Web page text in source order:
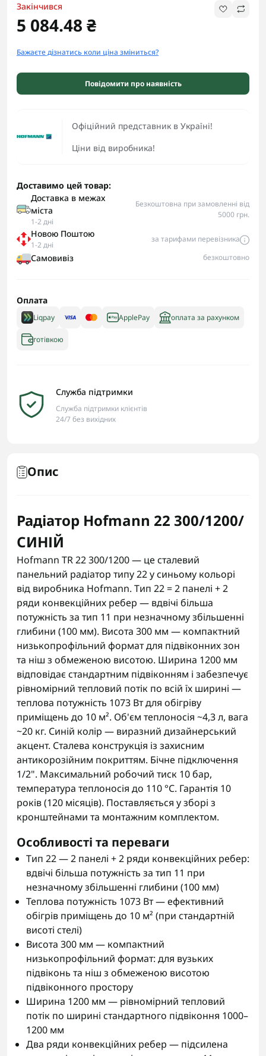
Офіційний представник в Україні!
Ціни від виробника!
Закінчився
5 084.48 ₴
Бажаєте дізнатись коли ціна зміниться?
Повідомити про наявність
Доставимо цей товар:
Доставка в межах
міста
1-2 дні
Безкоштовна при замовленні від
5000 грн.
Новою Поштою
1-2 дні
за тарифами перевізника
Самовивіз безкоштовно
Оплата
Liqpay ApplePay оплата за рахунком
готівкою
Служба підтримки
Служба підтримки клієнтів
24/7 без вихідних
Опис
Радіатор Hofmann 22 300/1200/
СИНІЙ
Hofmann TR 22 300/1200 — це сталевий
панельний радіатор типу 22 у синьому кольорі
від виробника Hofmann. Тип 22 = 2 панелі + 2
ряди конвекційних ребер — вдвічі більша
потужність за тип 11 при незначному збільшенні
глибини (100 мм). Висота 300 мм — компактний
низькопрофільний формат для підвіконних зон
та ніш з обмеженою висотою. Ширина 1200 мм
відповідає стандартним підвіконням і забезпечує
рівномірний тепловий потік по всій їх ширині —
теплова потужність 1073 Вт для обігріву
приміщень до 10 м². Об'єм теплоносія ~4,3 л, вага
~20 кг. Синій колір — виразний дизайнерський
акцент. Сталева конструкція із захисним
антикорозійним покриттям. Бічне підключення
1/2". Максимальний робочий тиск 10 бар,
температура теплоносія до 110 °C. Гарантія 10
років (120 місяців). Поставляється у зборі з
кронштейнами та монтажним комплектом.
Особливості та переваги
Тип 22 — 2 панелі + 2 ряди конвекційних ребер:
вдвічі більша потужність за тип 11 при
незначному збільшенні глибини (100 мм)
Теплова потужність 1073 Вт — ефективний
обігрів приміщень до 10 м² (при стандартній
висоті стелі)
Висота 300 мм — компактний
низькопрофільний формат: для вузьких
підвіконь та ніш з обмеженою висотою
підвіконного простору
Ширина 1200 мм — рівномірний тепловий
потік по ширині стандартного підвіконня 1000–
1200 мм
Два ряди конвекційних ребер — підсилена